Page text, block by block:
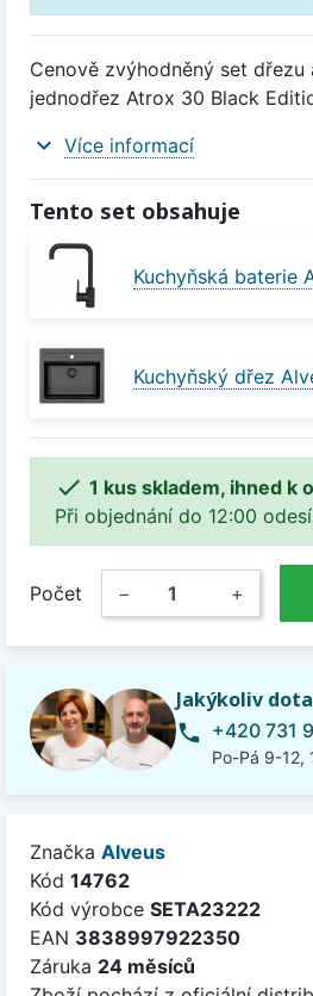
Cenově zvýhodněný set
jednodřez Atrox 30 Black
expand_more Více informací
Tento set obsahuje
Kuchyňská baterie
Kuchyňský dřez
 1 kus skladem, ihned k
Při objednání do 12:00
Počet − +
Jakýkoliv
phone +420 731
Po-Pá 9-12,
Značka Alveus
Kód 14762
Kód výrobce SETA23222
EAN 3838997922350
Záruka 24 měsíců